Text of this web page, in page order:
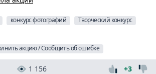
конкурс фотографий Творческий конкурс
акцию / Сообщить об ошибке
1 156 +3